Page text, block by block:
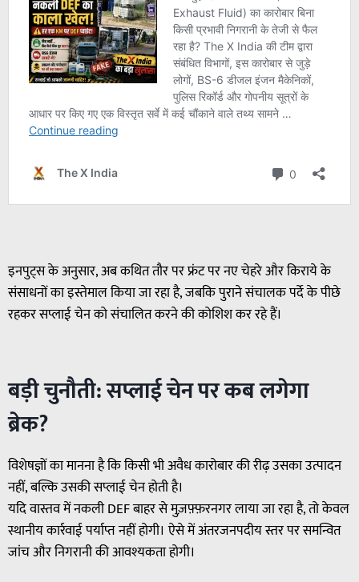
इनपुट्स के अनुसार, अब कथित तौर पर फ्रंट पर नए चेहरे और किराये के
संसाधनों का इस्तेमाल किया जा रहा है, जबकि पुराने संचालक पर्दे के पीछे
रहकर सप्लाई चेन को संचालित करने की कोशिश कर रहे हैं।
बड़ी चुनौती: सप्लाई चेन पर कब लगेगा
ब्रेक?
विशेषज्ञों का मानना है कि किसी भी अवैध कारोबार की रीढ़ उसका उत्पादन
नहीं, बल्कि उसकी सप्लाई चेन होती है।
यदि वास्तव में नकली DEF बाहर से मुज़फ़्फ़रनगर लाया जा रहा है, तो केवल
स्थानीय कार्रवाई पर्याप्त नहीं होगी। ऐसे में अंतरजनपदीय स्तर पर समन्वित
जांच और निगरानी की आवश्यकता होगी।